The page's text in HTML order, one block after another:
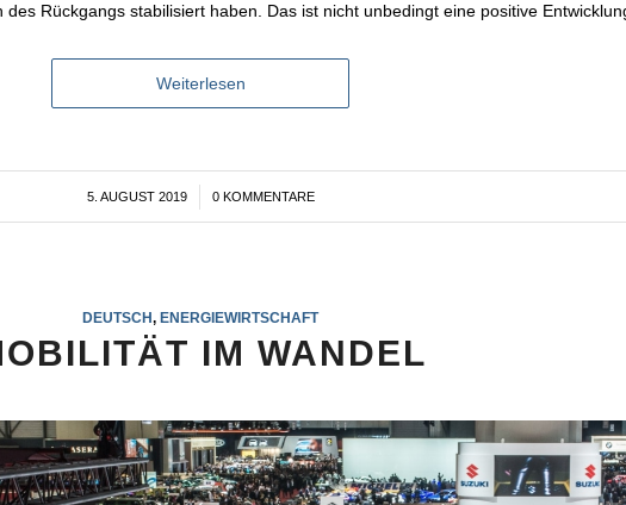
Rückgangs stabilisiert haben. Das ist nicht unbedingt eine positive
Weiterlesen
5. AUGUST 2019
/ 0 KOMMENTARE
DEUTSCH, ENERGIEWIRTSCHAFT
IM WANDEL